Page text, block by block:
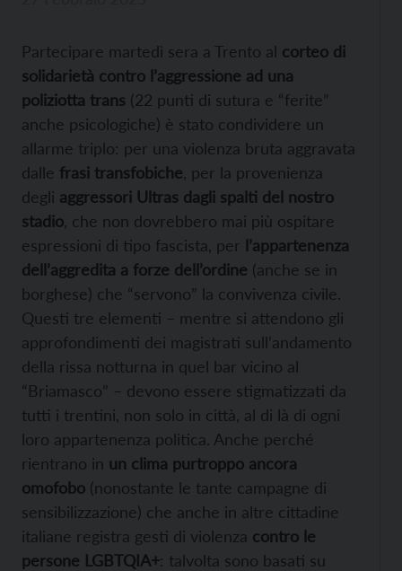
Partecipare martedì sera a Trento al corteo di
solidarietà contro l’aggressione ad una
poliziotta trans (22 punti di sutura e “ferite”
anche psicologiche) è stato condividere un
allarme triplo: per una violenza bruta aggravata
dalle frasi transfobiche , per la provenienza
degli aggressori Ultras dagli spalti del nostro
stadio , che non dovrebbero mai più ospitare
espressioni di tipo fascista, per l’appartenenza
dell’aggredita a forze dell’ordine (anche se in
borghese) che “servono” la convivenza civile.
Questi tre elementi – mentre si attendono gli
approfondimenti dei magistrati sull’andamento
della rissa notturna in quel bar vicino al
“Briamasco” – devono essere stigmatizzati da
tutti i trentini, non solo in città, al di là di ogni
loro appartenenza politica. Anche perché
rientrano in un clima purtroppo ancora
omofobo (nonostante le tante campagne di
sensibilizzazione) che anche in altre cittadine
italiane registra gesti di violenza contro le
persone LGBTQIA+: talvolta sono basati su